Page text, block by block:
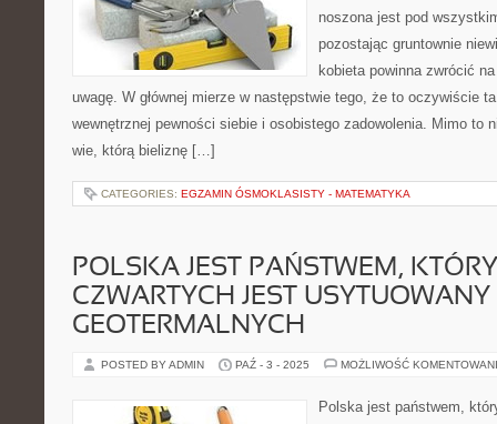
noszona jest pod
pozostając gruntownie
kobieta powinna zwrócić
uwagę. W głównej mierze w następstwie tego, że to oczywiście
wewnętrznej pewności siebie i osobistego zadowolenia. Mimo to
wie, którą bieliznę […]
CATEGORIES: EGZAMIN ÓSMOKLASISTY - MATEMATYKA
POLSKA JEST PAŃSTWEM,
CZWARTYCH JEST
GEOTERMALNYCH
POSTED BY ADMIN PAŹ - 3 - 2025 MOŻLIWOŚĆ
Polska jest państwem,